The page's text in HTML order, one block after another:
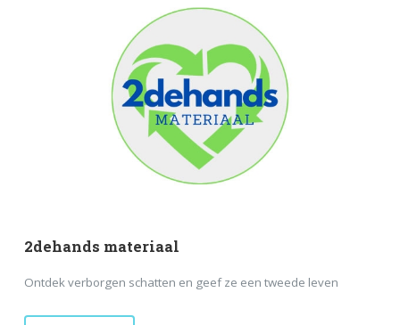
2dehands materiaal
Ontdek verborgen schatten en geef ze een tweede leven